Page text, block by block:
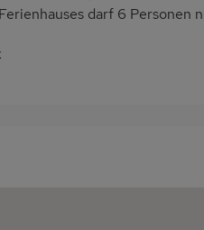
darf 6 Personen